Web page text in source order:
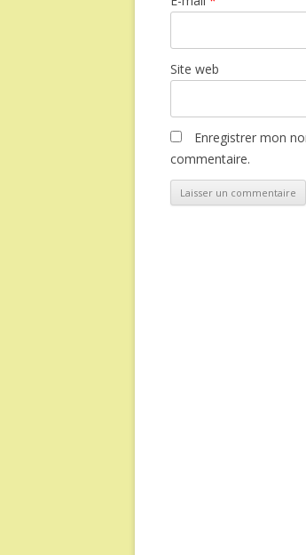
Site web
Enregistrer mon
commentaire.